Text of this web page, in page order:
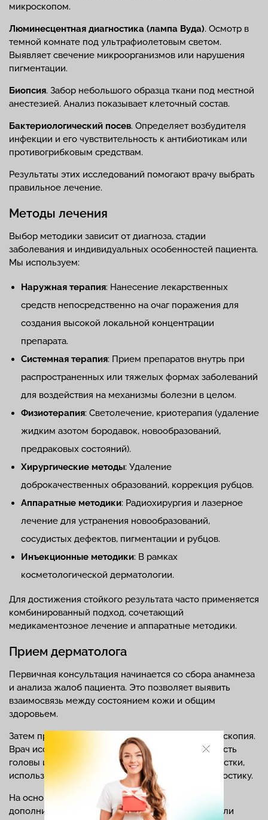
микроскопом.
Люминесцентная диагностика (лампа Вуда). Осмотр в
темной комнате под ультрафиолетовым светом.
Выявляет свечение микроорганизмов или нарушения
пигментации.
Биопсия. Забор небольшого образца ткани под местной
анестезией. Анализ показывает клеточный состав.
Бактериологический посев. Определяет возбудителя
инфекции и его чувствительность к антибиотикам или
противогрибковым средствам.
Результаты этих исследований помогают врачу выбрать
правильное лечение.
Методы лечения
Выбор методики зависит от диагноза, стадии
заболевания и индивидуальных особенностей пациента.
Мы используем:
Наружная терапия: Нанесение лекарственных
средств непосредственно на очаг поражения для
создания высокой локальной концентрации
препарата.
Системная терапия: Прием препаратов внутрь при
распространенных или тяжелых формах заболеваний
для воздействия на механизмы болезни в целом.
Физиотерапия: Светолечение, криотерапия (удаление
жидким азотом бородавок, новообразований,
предраковых состояний).
Хирургические методы: Удаление
доброкачественных образований, коррекция рубцов.
Аппаратные методики: Радиохирургия и лазерное
лечение для устранения новообразований,
сосудистых дефектов, пигментации и рубцов.
Инъекционные методики: В рамках
косметологической дерматологии.
Для достижения стойкого результата часто применяется
комбинированный подход, сочетающий
медикаментозное лечение и аппаратные методики.
Прием дерматолога
Первичная консультация начинается со сбора анамнеза
и анализа жалоб пациента. Это позволяет выявить
взаимосвязь между состоянием кожи и общим
здоровьем.
Затем проводится визуальный осмотр и дерматоскопия.
Врач исследует кожные покровы, волосистую часть
головы и ногти, включая визуально здоровые участки,
используя дерматоскоп, люминесцентную диагностику.
На основании клинической картины и данных
дополнительных исследований (лабораторных или